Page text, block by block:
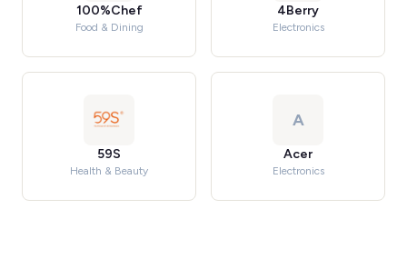
100%Chef
Food & Dining
4Berry
Electronics
59S
Health & Beauty
A
Acer
Electronics